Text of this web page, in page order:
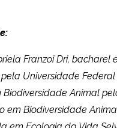
Franzoi Dri, bacharel
Universidade
Biodiversidade Animal
em Biodiversidade